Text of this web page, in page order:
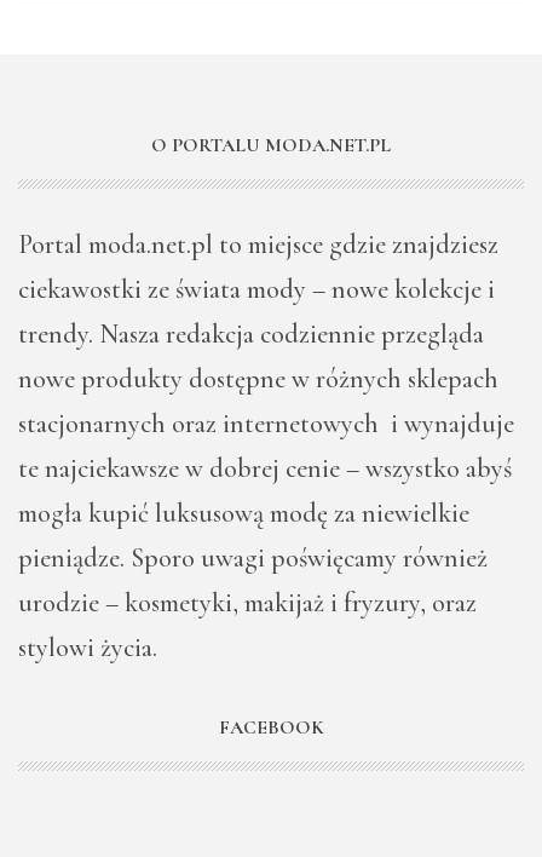
O PORTALU MODA.NET.PL
Portal moda.net.pl to miejsce gdzie znajdziesz
ciekawostki ze świata mody – nowe kolekcje i
trendy. Nasza redakcja codziennie przegląda
nowe produkty dostępne w różnych sklepach
stacjonarnych oraz internetowych i wynajduje
te najciekawsze w dobrej cenie – wszystko abyś
mogła kupić luksusową modę za niewielkie
pieniądze. Sporo uwagi poświęcamy również
urodzie – kosmetyki, makijaż i fryzury, oraz
stylowi życia.
FACEBOOK